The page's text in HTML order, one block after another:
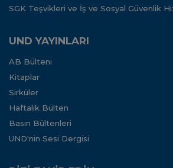
SGK Teşvikleri ve İş ve Sosyal Güvenlik
UND YAYINLARI
AB Bülteni
Kitaplar
Sirküler
Haftalık Bülten
Basın Bültenleri
UND'nin Sesi Dergisi